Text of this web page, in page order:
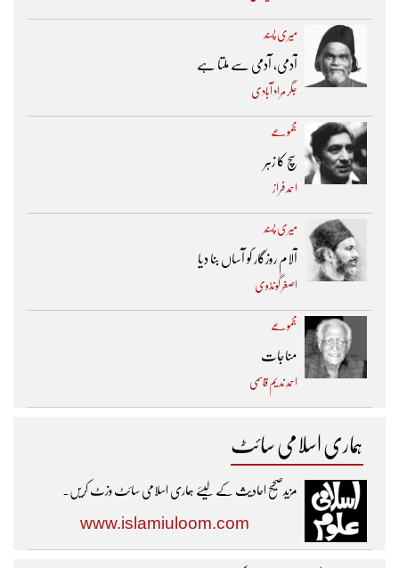
میری پسند
آدمی، آدمی سے ملتا ہے
جگر مراد آبادی
مجموعے
سچ کا زہر
احمد فراز
میری پسند
آلام روزگار کو آساں بنا دیا
اصغر گونڈوی
مجموعے
مناجات
احمد ندیم قاسمی
ہماری اسلامی سائٹ
مزیدصحیح احادیث کے لیئے ہماری اسلامی سائٹ وزٹ کریں۔
www.islamiuloom.com